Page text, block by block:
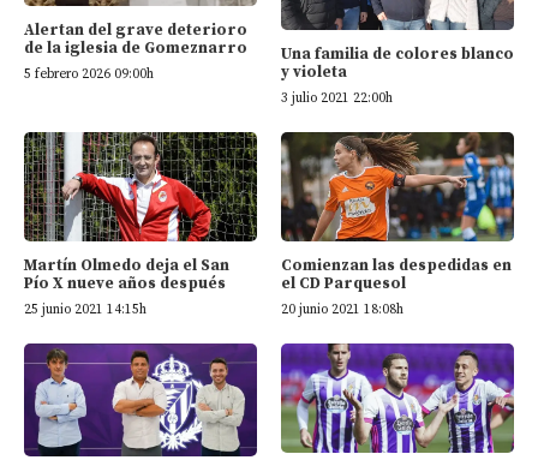
Alertan del grave deterioro
de la iglesia de Gomeznarro
5 febrero 2026 09:00h
Una familia de colores blanco
y violeta
3 julio 2021 22:00h
Martín Olmedo deja el San
Pío X nueve años después
25 junio 2021 14:15h
Comienzan las despedidas en
el CD Parquesol
20 junio 2021 18:08h